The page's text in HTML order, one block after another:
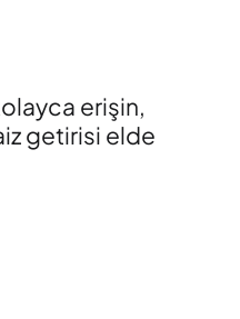
erişin,
getirisi elde